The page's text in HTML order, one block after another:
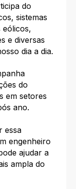
do
sistemas
eólicos,
e diversas
dia a dia.
do
em setores
ano.
essa
engenheiro
ajudar a
ampla do